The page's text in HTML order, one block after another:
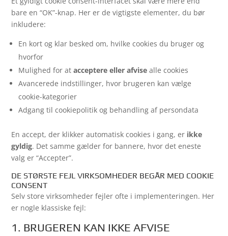
bare en “OK”-knap. Her er de vigtigste elementer, du bør
inkludere:
En kort og klar besked om, hvilke cookies du bruger og
hvorfor
Mulighed for atacceptere eller afvise alle cookies
Avancerede indstillinger, hvor brugeren kan vælge
cookie-kategorier
Adgang til cookiepolitik og behandling af persondata
En accept, der klikker automatisk cookies i gang, er ikke
gyldig. Det samme gælder for bannere, hvor det eneste
valg er “Accepter”.
DE STØRSTE FEJL VIRKSOMHEDER BEGÅR MED COOKIE
CONSENT
Selv store virksomheder fejler ofte i implementeringen. Her
er nogle klassiske fejl:
1. BRUGEREN KAN IKKE AFVISE